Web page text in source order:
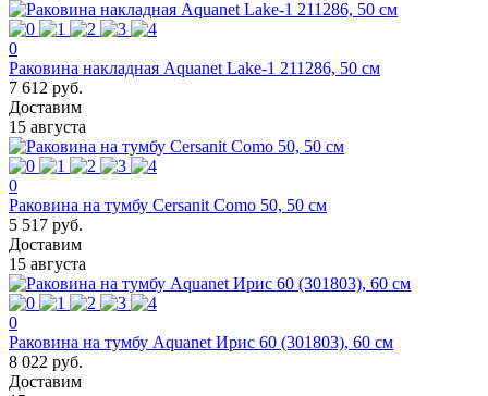
0
Раковина накладная Aquanet Lake-1 211286, 50 см
7 612 руб.
Доставим
15 августа
0
Раковина на тумбу Cersanit Como 50, 50 см
5 517 руб.
Доставим
15 августа
0
Раковина на тумбу Aquanet Ирис 60 (301803), 60 см
8 022 руб.
Доставим